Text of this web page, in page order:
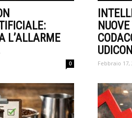
L’ALLARME
0 Febbraio 17,